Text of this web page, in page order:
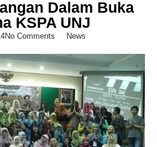
Dalam Buka
KSPA UNJ
No Comments News